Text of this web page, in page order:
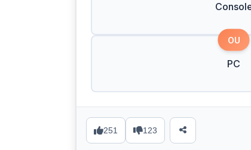
OU
PC
251 123